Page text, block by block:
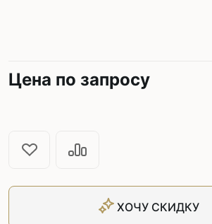
Цена по запросу
ХОЧУ СКИДКУ